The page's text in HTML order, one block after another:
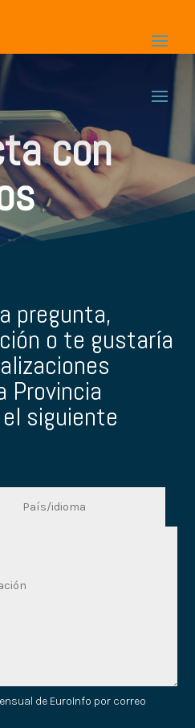
con
pregunta,
o te gustaría
Provincia
siguiente
de EuroInfo por correo